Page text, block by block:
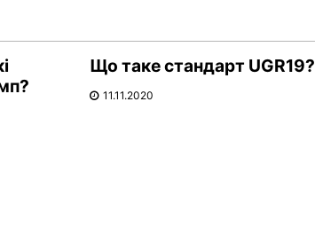
Що таке стандарт UGR19?
11.11.2020